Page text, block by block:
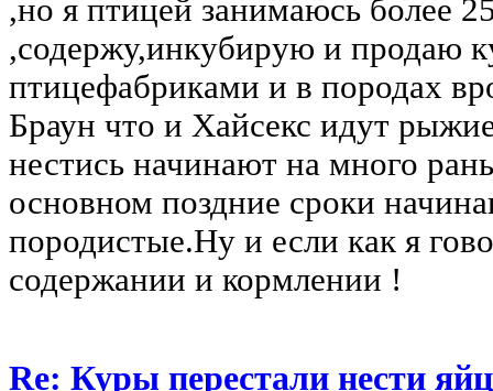
,но я птицей занимаюсь более
,содержу,инкубирую и продаю
птицефабриками и в породах
Браун что и Хайсекс идут
нестись начинают на много
основном поздние сроки
породистые.Ну и если как я
содержании и кормлении !
Re: Куры перестали нести